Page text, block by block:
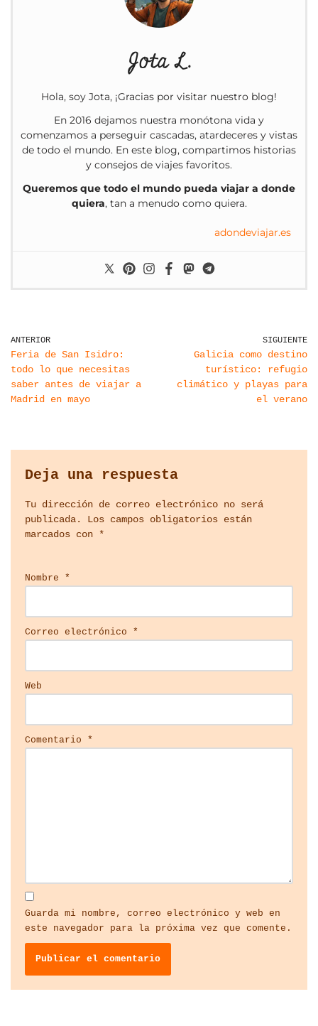
Jota L.
Hola, soy Jota, ¡Gracias por visitar nuestro blog!
En 2016 dejamos nuestra monótona vida y
comenzamos a perseguir cascadas, atardeceres y vistas
de todo el mundo. En este blog, compartimos historias
y consejos de viajes favoritos.
Queremos que todo el mundo pueda viajar a donde
quiera, tan a menudo como quiera.
adondeviajar.es
ANTERIOR
Feria de San Isidro:
todo lo que necesitas
saber antes de viajar a
Madrid en mayo
SIGUIENTE
Galicia como destino
turístico: refugio
climático y playas para
el verano
Deja una respuesta
Tu dirección de correo electrónico no será
publicada.
Los campos obligatorios están
marcados con *
Nombre *
Correo electrónico *
Web
Comentario *
Guarda mi nombre, correo electrónico y web en
este navegador para la próxima vez que comente.